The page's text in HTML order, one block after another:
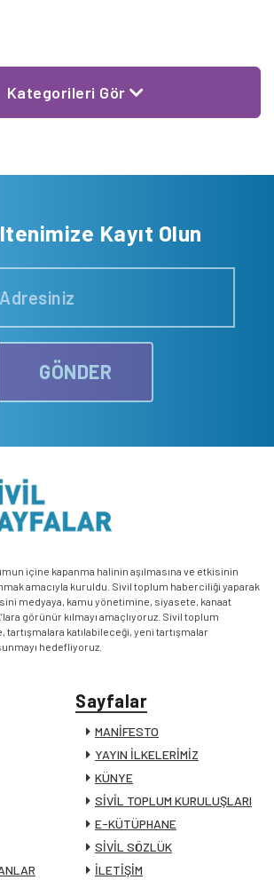
Kategorileri Gör
Kayıt Olun
GÖNDER
içine kapanma halinin aşılmasına ve etkisinin
amacıyla kuruldu. Sivil toplum haberciliği yaparak
medyaya, kamu yönetimine, siyasete, kanaat
görünür kılmayı amaçlıyoruz. Sivil toplum
tartışmalara katılabileceği, yeni tartışmalar
hedefliyoruz.
Sayfalar
MANİFESTO
YAYIN İLKELERİMİZ
KÜNYE
SİVİL TOPLUM KURULUŞLARI
E-KÜTÜPHANE
SİVİL SÖZLÜK
İLETİŞİM